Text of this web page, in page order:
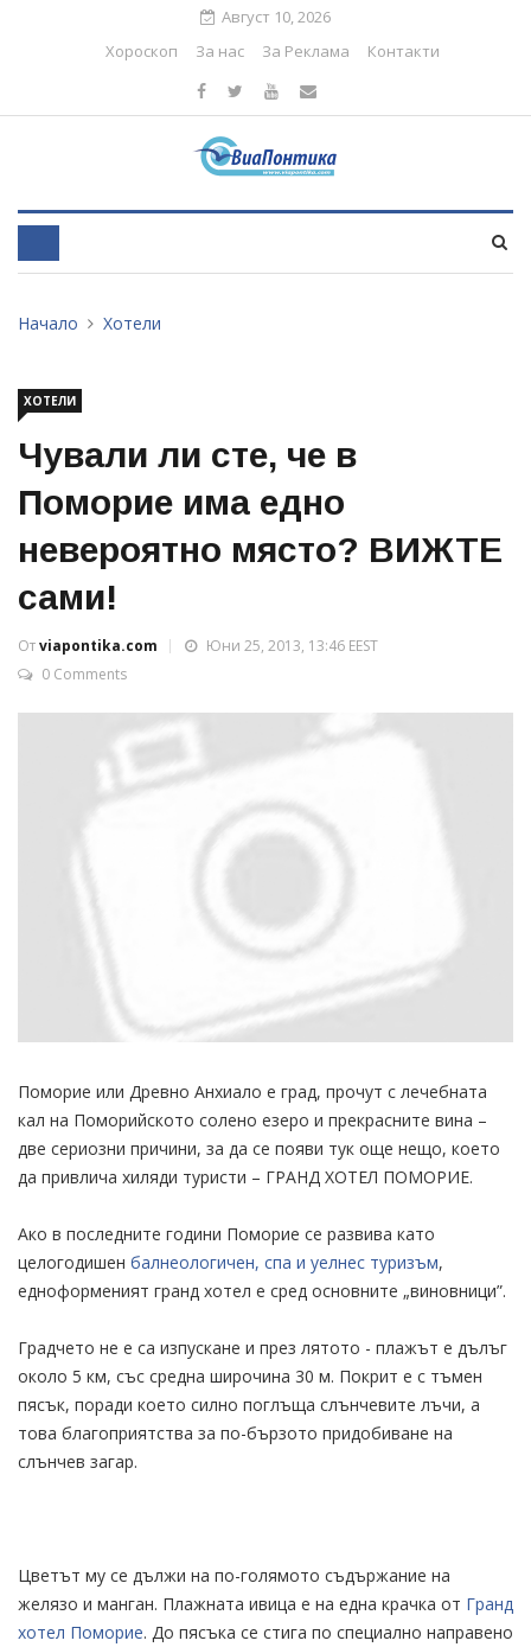
Август 10, 2026
Хороскоп
За нас За Реклама Контакти
Начало Хотели
ХОТЕЛИ
Чували ли сте, че в
Поморие има едно
невероятно място? ВИЖТЕ
сами!
Отviapontika.com
Юни 25, 2013, 13:46 EEST
0 Comments
Поморие или Древно Анхиало е град, прочут с лечебната
кал на Поморийското солено езеро и прекрасните вина –
две сериозни причини, за да се появи тук още нещо, което
да привлича хиляди туристи – ГРАНД ХОТЕЛ ПОМОРИЕ.
Ако в последните години Поморие се развива като
целогодишен балнеологичен, спа и уелнес туризъм,
едноформеният гранд хотел е сред основните „виновници”.
Градчето не е са изпускане и през лятото - плажът е дълъг
около 5 км, със средна широчина 30 м. Покрит е с тъмен
пясък, поради което силно поглъща слънчевите лъчи, а
това благоприятства за по-бързото придобиване на
слънчев загар.
Цветът му се дължи на по-голямото съдържание на
желязо и манган. Плажната ивица е на една крачка от Гранд
хотел Поморие. До пясъка се стига по специално направено